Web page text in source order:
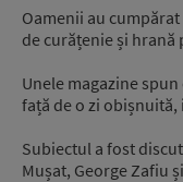
Oamenii au
de curățenie și
Unele magazine
față de o zi obișnuită,
Subiectul a fost
Mușat, George Zafiu